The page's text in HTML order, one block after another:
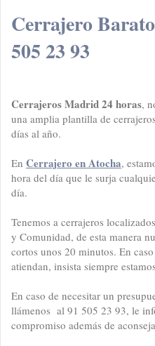
Cerrajero
505 23 93
Cerrajeros Madrid 24 horas,
una amplia plantilla de
días al año.
En Cerrajero en Atocha,
hora del día que le surja
día.
Tenemos a cerrajeros
y Comunidad, de esta manera
cortos unos 20 minutos. En
atiendan, insista siempre
En caso de necesitar un
llámenos al 91 505 23 93, le
compromiso además de